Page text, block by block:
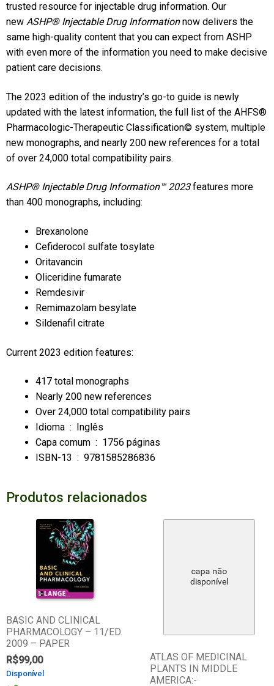
trusted resource for injectable drug information. Our
new ASHP® Injectable Drug Informationnow delivers the
same high-quality content that you can expect from ASHP
with even more of the information you need to make decisive
patient care decisions.
The 2023 edition of the industry’s go-to guide is newly
updated with the latest information, the full list of the AHFS®
Pharmacologic-Therapeutic Classification© system, multiple
new monographs, and nearly 200 new references for a total
of over 24,000 total compatibility pairs.
ASHP® Injectable Drug Information™ 2023features more
than 400 monographs, including:
Brexanolone
Cefiderocol sulfate tosylate
Oritavancin
Oliceridine fumarate
Remdesivir
Remimazolam besylate
Sildenafil citrate
Current 2023 edition features:
417 total monographs
Nearly 200 new references
Over 24,000 total compatibility pairs
Idioma ‏ : ‎
Inglês
Capa comum ‏ : ‎ 1756 páginas
ISBN-13 ‏ : ‎ 9781585286836
Produtos relacionados
BASIC AND CLINICAL
PHARMACOLOGY – 11/ED.
2009 – PAPER
R$99,00
Disponível
ATLAS OF MEDICINAL
PLANTS IN MIDDLE
AMERICA:-